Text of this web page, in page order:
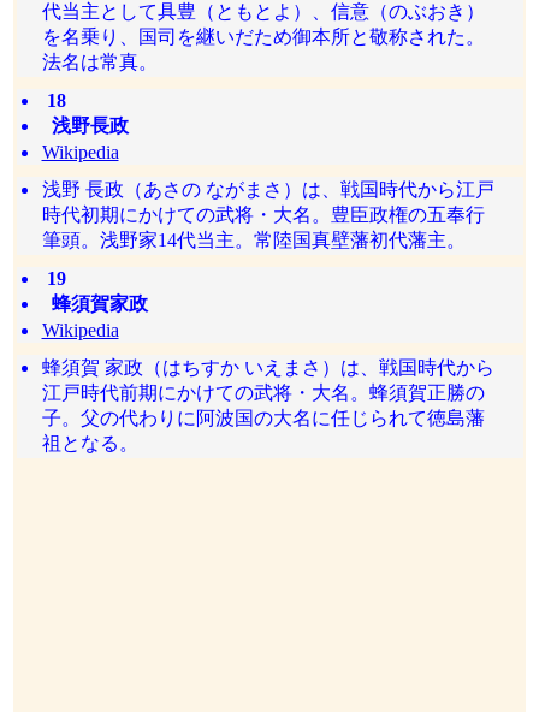
代当主として具豊（ともとよ）、信意（のぶおき）
を名乗り、国司を継いだため御本所と敬称された。
法名は常真。
18
浅野長政
Wikipedia
浅野 長政（あさの ながまさ）は、戦国時代から江戸
時代初期にかけての武将・大名。豊臣政権の五奉行
筆頭。浅野家14代当主。常陸国真壁藩初代藩主。
19
蜂須賀家政
Wikipedia
蜂須賀 家政（はちすか いえまさ）は、戦国時代から
江戸時代前期にかけての武将・大名。蜂須賀正勝の
子。父の代わりに阿波国の大名に任じられて徳島藩
祖となる。